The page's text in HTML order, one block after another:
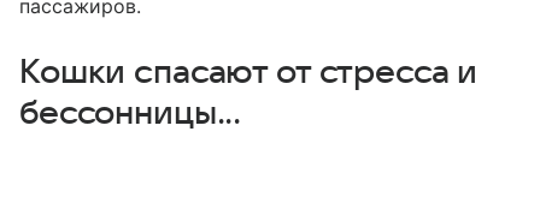
пассажиров.
Кошки спасают от стресса и
бессонницы...